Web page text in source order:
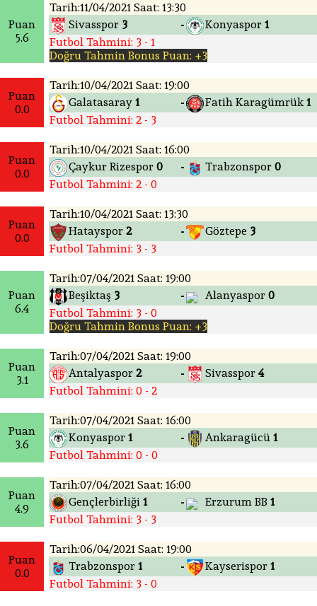
Puan
5.6
Tarih:11/04/2021 Saat: 13:30
Sivasspor 3 - Konyaspor 1
Futbol Tahmini: 3 - 1
Doğru Tahmin Bonus Puan: +3
Puan
0.0
Tarih:10/04/2021 Saat: 19:00
Galatasaray 1 - Fatih Karagümrük 1
Futbol Tahmini: 2 - 3
Puan
0.0
Tarih:10/04/2021 Saat: 16:00
Çaykur Rizespor 0 - Trabzonspor 0
Futbol Tahmini: 2 - 0
Puan
0.0
Tarih:10/04/2021 Saat: 13:30
Hatayspor 2 - Göztepe 3
Futbol Tahmini: 3 - 3
Puan
6.4
Tarih:07/04/2021 Saat: 19:00
Beşiktaş 3 - Alanyaspor 0
Futbol Tahmini: 3 - 0
Doğru Tahmin Bonus Puan: +3
Puan
3.1
Tarih:07/04/2021 Saat: 19:00
Antalyaspor 2 - Sivasspor 4
Futbol Tahmini: 0 - 2
Puan
3.6
Tarih:07/04/2021 Saat: 16:00
Konyaspor 1 - Ankaragücü 1
Futbol Tahmini: 0 - 0
Puan
4.9
Tarih:07/04/2021 Saat: 16:00
Gençlerbirliği 1 - Erzurum BB 1
Futbol Tahmini: 3 - 3
Puan
0.0
Tarih:06/04/2021 Saat: 19:00
Trabzonspor 1 - Kayserispor 1
Futbol Tahmini: 3 - 0